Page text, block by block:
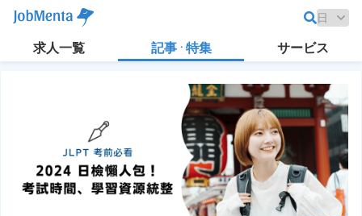
求人一覧 記事 · 特集 サービス